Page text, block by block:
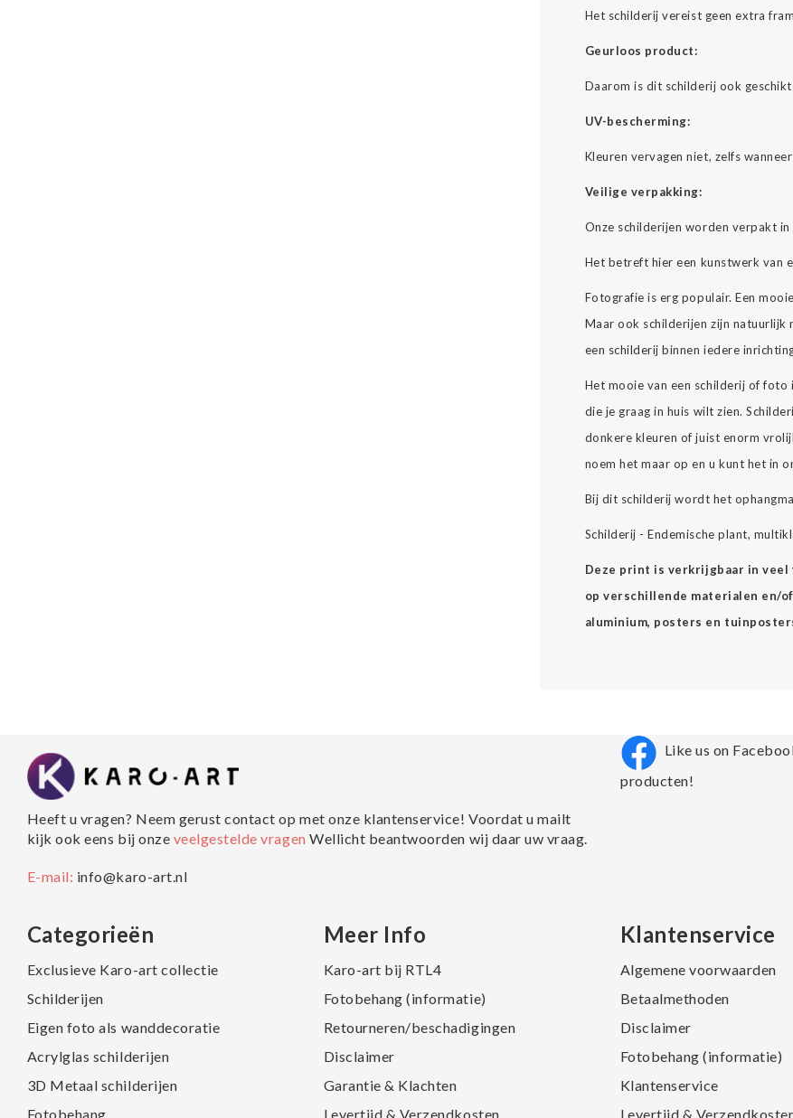
Het schilderij vereist geen extra
Geurloos product:
Daarom is dit schilderij ook
UV-bescherming:
Kleuren vervagen niet, zelfs
Veilige verpakking:
Onze schilderijen worden verpakt
Het betreft hier een kunstwerk van
Fotografie is erg populair. Een
Maar ook schilderijen zijn natuurlijk
een schilderij binnen iedere
Het mooie van een schilderij of
die je graag in huis wilt zien.
donkere kleuren of juist enorm
noem het maar op en u kunt het in
Bij dit schilderij wordt het
Schilderij - Endemische plant,
Deze print is verkrijgbaar in
op verschillende materialen en/
aluminium, posters en
Heeft u vragen? Neem gerust contact op met onze klantenservice! Voordat u mailt
kijk ook eens bij onze veelgestelde vragenWellicht beantwoorden wij daar uw vraag.
E-mail: info@karo-art.nl
Like us on
producten!
Categorieën
Exclusieve Karo-art collectie
Schilderijen
Eigen foto als wanddecoratie
Acrylglas schilderijen
3D Metaal schilderijen
Fotobehang
Meer Info
Karo-art bij RTL4
Fotobehang (informatie)
Retourneren/beschadigingen
Disclaimer
Garantie & Klachten
Levertijd & Verzendkosten
Klantenservice
Algemene voorwaarden
Betaalmethoden
Disclaimer
Fotobehang (informatie)
Klantenservice
Levertijd &